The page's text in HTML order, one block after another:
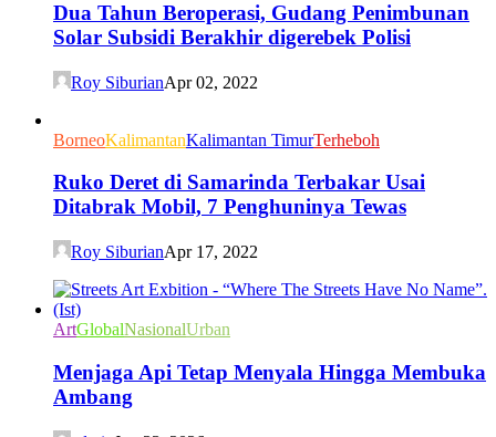
Dua Tahun Beroperasi, Gudang Penimbunan
Solar Subsidi Berakhir digerebek Polisi
Roy SiburianApr 02, 2022
BorneoKalimantanKalimantan TimurTerheboh
Ruko Deret di Samarinda Terbakar Usai
Ditabrak Mobil, 7 Penghuninya Tewas
Roy SiburianApr 17, 2022
ArtGlobalNasionalUrban
Menjaga Api Tetap Menyala Hingga Membuka
Ambang